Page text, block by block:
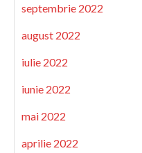
septembrie 2022
august 2022
iulie 2022
iunie 2022
mai 2022
aprilie 2022